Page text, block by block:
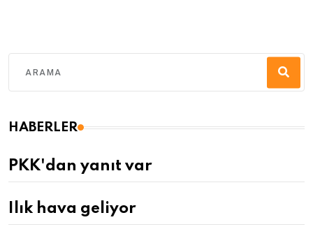
HABERLER
PKK'dan yanıt var
Ilık hava geliyor